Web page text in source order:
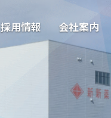
採用情報 会社案内